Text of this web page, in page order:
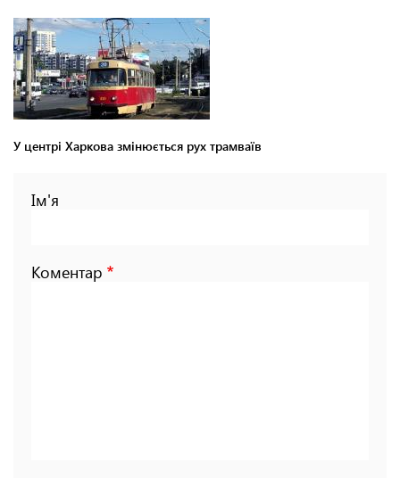
У центрі Харкова змінюється рух трамваїв
Ім'я
Коментар